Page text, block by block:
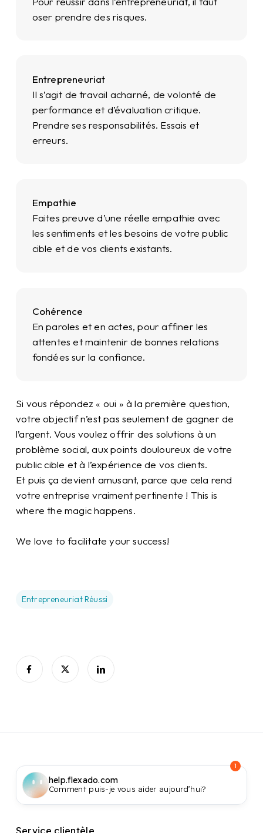
oser prendre des risques.
Entrepreneuriat
Il s’agit de travail acharné, de volonté de
performance et d’évaluation critique.
Prendre ses responsabilités. Essais et
erreurs.
Empathie
Faites preuve d’une réelle empathie avec
les sentiments et les besoins de votre public
cible et de vos clients existants.
Cohérence
En paroles et en actes, pour affiner les
attentes et maintenir de bonnes relations
fondées sur la confiance.
Si vous répondez « oui » à la première question,
votre objectif n’est pas seulement de gagner de
l’argent. Vous voulez offrir des solutions à un
problème social, aux points douloureux de votre
public cible et à l’expérience de vos clients.
Et puis ça devient amusant, parce que cela rend
votre entreprise vraiment pertinente ! This is
where the magic happens.
We love to facilitate your success!
Entrepreneuriat Réussi
help.flexado.com
Comment puis-je vous aider aujourd’hui?
1
Service clientèle